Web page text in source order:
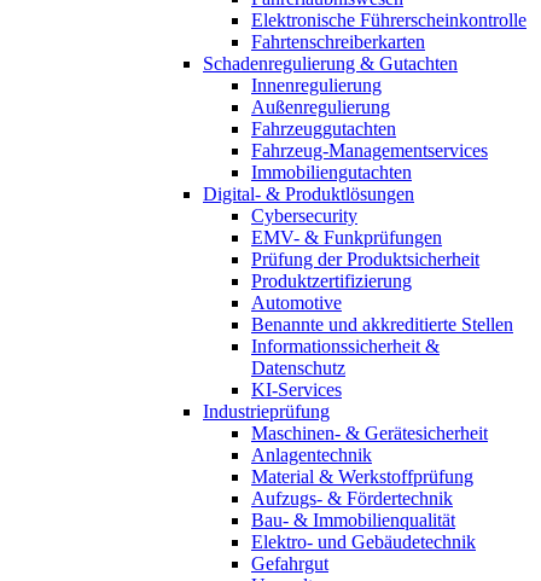
Elektronische Führerscheinkontrolle
Fahrtenschreiberkarten
Schadenregulierung & Gutachten
Innenregulierung
Außenregulierung
Fahrzeuggutachten
Fahrzeug-Managementservices
Immobiliengutachten
Digital- & Produktlösungen
Cybersecurity
EMV- & Funkprüfungen
Prüfung der Produktsicherheit
Produktzertifizierung
Automotive
Benannte und akkreditierte Stellen
Informationssicherheit &
Datenschutz
KI-Services
Industrieprüfung
Maschinen- & Gerätesicherheit
Anlagentechnik
Material & Werkstoffprüfung
Aufzugs- & Fördertechnik
Bau- & Immobilienqualität
Elektro- und Gebäudetechnik
Gefahrgut